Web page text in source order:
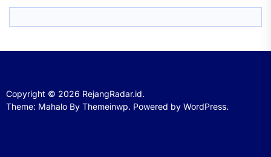
Copyright © 2026 RejangRadar.id.
Theme: Mahalo By Themeinwp. Powered by WordPress.